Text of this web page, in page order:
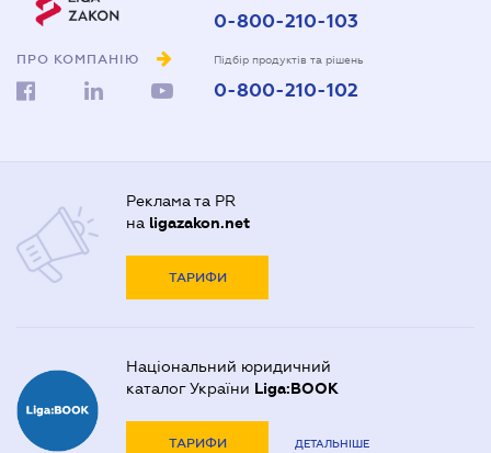
ПРО КОМПАНІЮ
0-800-210-103
Підбір продуктів та рішень
0-800-210-102
Реклама та PR
на ligazakon.net
ТАРИФИ
Національний юридичний
каталог України Liga:BOOK
ТАРИФИ ДЕТАЛЬНІШЕ